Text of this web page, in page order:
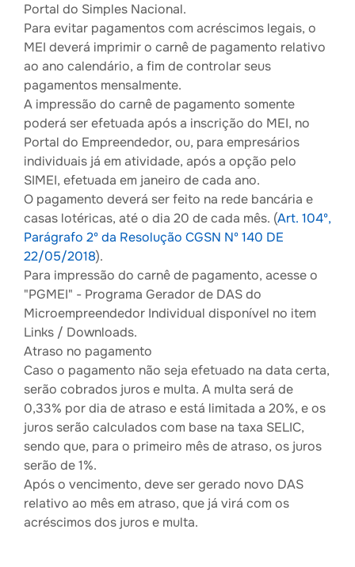
Portal do Simples Nacional.
Para evitar pagamentos com acréscimos legais, o
MEI deverá imprimir o carnê de pagamento relativo
ao ano calendário, a fim de controlar seus
pagamentos mensalmente.
A impressão do carnê de pagamento somente
poderá ser efetuada após a inscrição do MEI, no
Portal do Empreendedor, ou, para empresários
individuais já em atividade, após a opção pelo
SIMEI, efetuada em janeiro de cada ano.
O pagamento deverá ser feito na rede bancária e
casas lotéricas, até o dia 20 de cada mês. (Art. 104º,
Parágrafo 2º da Resolução CGSN Nº 140 DE
22/05/2018).
Para impressão do carnê de pagamento, acesse o
"PGMEI" - Programa Gerador de DAS do
Microempreendedor Individual disponível no item
Links / Downloads.
Atraso no pagamento
Caso o pagamento não seja efetuado na data certa,
serão cobrados juros e multa. A multa será de
0,33% por dia de atraso e está limitada a 20%, e os
juros serão calculados com base na taxa SELIC,
sendo que, para o primeiro mês de atraso, os juros
serão de 1%.
Após o vencimento, deve ser gerado novo DAS
relativo ao mês em atraso, que já virá com os
acréscimos dos juros e multa.